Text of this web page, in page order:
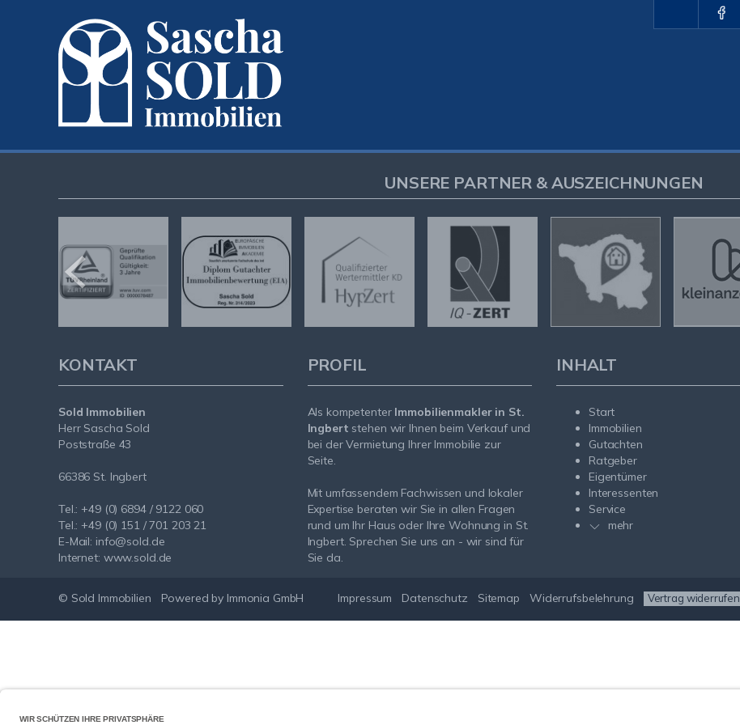
UNSERE PARTNER & AUSZEICHNUNGEN
KONTAKT
Sold Immobilien
Herr Sascha Sold
Poststraße 43
66386 St. Ingbert
Tel.: +49 (0) 6894 / 9122 060
Tel.: +49 (0) 151 / 701 203 21
E-Mail: info@sold.de
Internet: www.sold.de
PROFIL
Als kompetenter Immobilienmakler in St.
Ingbert stehen wir Ihnen beim Verkauf und
bei der Vermietung Ihrer Immobilie zur
Seite.
Mit umfassendem Fachwissen und lokaler
Expertise beraten wir Sie in allen Fragen
rund um Ihr Haus oder Ihre Wohnung in St.
Ingbert. Sprechen Sie uns an - wir sind für
Sie da.
INHALT
Start
Immobilien
Gutachten
Ratgeber
Eigentümer
Interessenten
Service
mehr
© Sold Immobilien Powered by Immonia GmbH Impressum Datenschutz Sitemap Widerrufsbelehrung Vertrag widerrufen